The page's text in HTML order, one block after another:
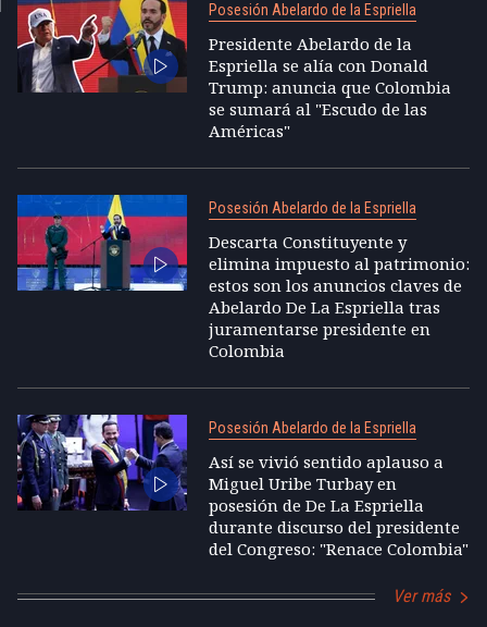
Posesión Abelardo de la Espriella
Presidente Abelardo de la
Espriella se alía con Donald
Trump: anuncia que Colombia
se sumará al "Escudo de las
Américas"
Posesión Abelardo de la Espriella
Descarta Constituyente y
elimina impuesto al patrimonio:
estos son los anuncios claves de
Abelardo De La Espriella tras
juramentarse presidente en
Colombia
Posesión Abelardo de la Espriella
Así se vivió sentido aplauso a
Miguel Uribe Turbay en
posesión de De La Espriella
durante discurso del presidente
del Congreso: "Renace Colombia"
Ver más